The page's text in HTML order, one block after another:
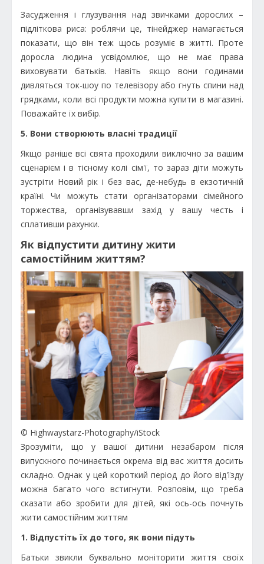
Засудження і глузування над звичками дорослих –
підліткова риса: роблячи це, тінейджер намагається
показати, що він теж щось розуміє в житті. Проте
доросла людина усвідомлює, що не має права
виховувати батьків. Навіть якщо вони годинами
дивляться ток-шоу по телевізору або гнуть спини над
грядками, коли всі продукти можна купити в магазині.
Поважайте їх вибір.
5. Вони створюють власні традиції
Якщо раніше всі свята проходили виключно за вашим
сценарієм і в тісному колі сім'ї, то зараз діти можуть
зустріти Новий рік і без вас, де-небудь в екзотичній
країні. Чи можуть стати організаторами сімейного
торжества, організувавши захід у вашу честь і
сплативши рахунки.
Як відпустити дитину жити
самостійним життям?
© Highwaystarz-Photography/iStock
Зрозуміти, що у вашої дитини незабаром після
випускного починається окрема від вас життя досить
складно. Однак у цей короткий період до його від'їзду
можна багато чого встигнути. Розповім, що треба
сказати або зробити для дітей, які ось-ось почнуть
жити самостійним життям
1. Відпустіть їх до того, як вони підуть
Батьки звикли буквально моніторити життя своїх